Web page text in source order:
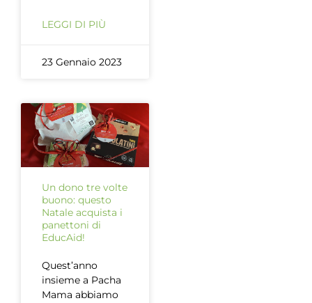
LEGGI DI PIÙ
23 Gennaio 2023
Un dono tre volte
buono: questo
Natale acquista i
panettoni di
EducAid!
Quest’anno
insieme a Pacha
Mama abbiamo